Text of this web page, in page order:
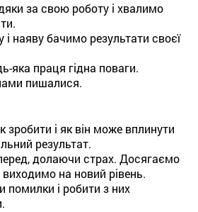
за свою роботу і хвалимо
наяву бачимо результати своєї
яка праця гідна поваги.
пишалися.
зробити і як він може вплинути
результат.
долаючи страх. Досягаємо
виходимо на новий рівень.
помилки і робити з них